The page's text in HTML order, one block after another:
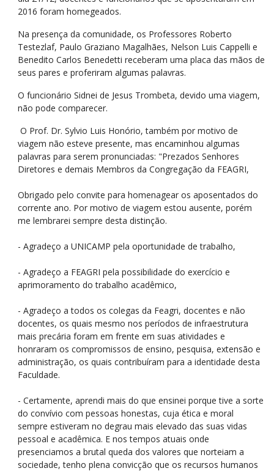
2016 foram homegeados.
Na presença da comunidade, os Professores Roberto
Testezlaf, Paulo Graziano Magalhães, Nelson Luis Cappelli e
Benedito Carlos Benedetti receberam uma placa das mãos de
seus pares e proferiram algumas palavras.
O funcionário Sidnei de Jesus Trombeta, devido uma viagem,
não pode comparecer.
O Prof. Dr. Sylvio Luis Honório, também por motivo de
viagem não esteve presente, mas encaminhou algumas
palavras para serem pronunciadas: "Prezados Senhores
Diretores e demais Membros da Congregação da FEAGRI,
Obrigado pelo convite para homenagear os aposentados do
corrente ano. Por motivo de viagem estou ausente, porém
me lembrarei sempre desta distinção.
- Agradeço a UNICAMP pela oportunidade de trabalho,
- Agradeço a FEAGRI pela possibilidade do exercício e
aprimoramento do trabalho acadêmico,
- Agradeço a todos os colegas da Feagri, docentes e não
docentes, os quais mesmo nos períodos de infraestrutura
mais precária foram em frente em suas atividades e
honraram os compromissos de ensino, pesquisa, extensão e
administração, os quais contribuíram para a identidade desta
Faculdade.
- Certamente, aprendi mais do que ensinei porque tive a sorte
do convívio com pessoas honestas, cuja ética e moral
sempre estiveram no degrau mais elevado das suas vidas
pessoal e acadêmica. E nos tempos atuais onde
presenciamos a brutal queda dos valores que norteiam a
sociedade, tenho plena convicção que os recursos humanos